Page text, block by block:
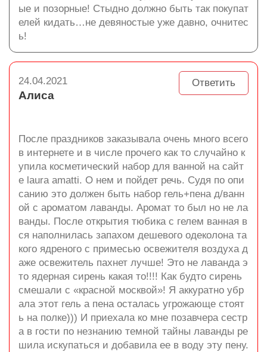
ые и позорные! Стыдно должно быть так покупат
елей кидать…не девяностые уже давно, очнитес
ь!
Ответить
24.04.2021
Алиса
После праздников заказывала очень много всего
в интернете и в числе прочего как то случайно к
упила косметический набор для ванной на сайт
е laura amatti. О нем и пойдет речь. Судя по опи
санию это должен быть набор гель+пена д/ванн
ой с ароматом лаванды. Аромат то был но не ла
ванды. После открытия тюбика с гелем ванная в
ся наполнилась запахом дешевого одеколона та
кого ядреного с примесью освежителя воздуха д
аже освежитель пахнет лучше! Это не лаванда э
то ядерная сирень какая то!!!! Как будто сирень
смешали с «красной москвой»! Я аккуратно убр
ала этот гель а пена осталась угрожающе стоят
ь на полке))) И приехала ко мне позавчера сестр
а в гости по незнанию темной тайны лаванды ре
шила искупаться и добавила ее в воду эту пену.